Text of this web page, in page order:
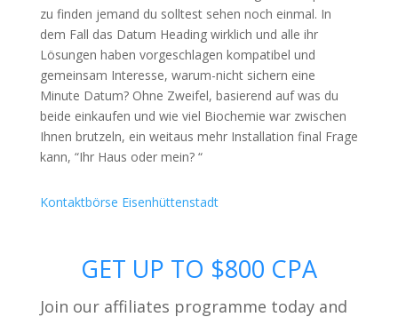
zu finden jemand du solltest sehen noch einmal. In
dem Fall das Datum Heading wirklich und alle ihr
Lösungen haben vorgeschlagen kompatibel und
gemeinsam Interesse, warum-nicht sichern eine
Minute Datum? Ohne Zweifel, basierend auf was du
beide einkaufen und wie viel Biochemie war zwischen
Ihnen brutzeln, ein weitaus mehr Installation final Frage
kann, “Ihr Haus oder mein? “
Kontaktbörse Eisenhüttenstadt
GET UP TO $800 CPA
Join our affiliates programme today and